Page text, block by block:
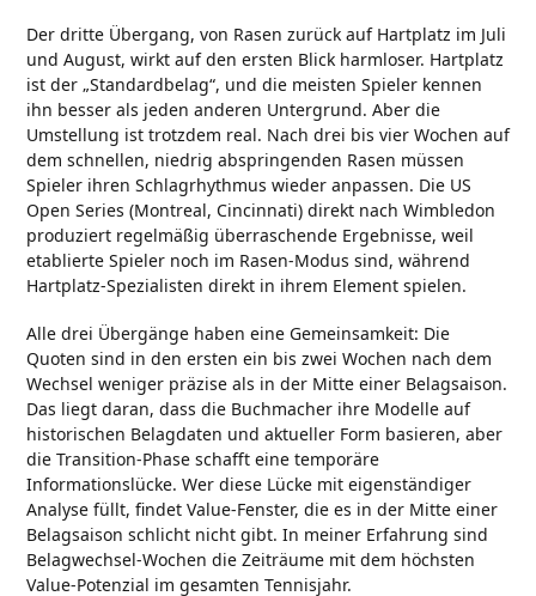
Der dritte Übergang, von Rasen zurück auf Hartplatz im Juli
und August, wirkt auf den ersten Blick harmloser. Hartplatz
ist der „Standardbelag“, und die meisten Spieler kennen
ihn besser als jeden anderen Untergrund. Aber die
Umstellung ist trotzdem real. Nach drei bis vier Wochen auf
dem schnellen, niedrig abspringenden Rasen müssen
Spieler ihren Schlagrhythmus wieder anpassen. Die US
Open Series (Montreal, Cincinnati) direkt nach Wimbledon
produziert regelmäßig überraschende Ergebnisse, weil
etablierte Spieler noch im Rasen-Modus sind, während
Hartplatz-Spezialisten direkt in ihrem Element spielen.
Alle drei Übergänge haben eine Gemeinsamkeit: Die
Quoten sind in den ersten ein bis zwei Wochen nach dem
Wechsel weniger präzise als in der Mitte einer Belagsaison.
Das liegt daran, dass die Buchmacher ihre Modelle auf
historischen Belagdaten und aktueller Form basieren, aber
die Transition-Phase schafft eine temporäre
Informationslücke. Wer diese Lücke mit eigenständiger
Analyse füllt, findet Value-Fenster, die es in der Mitte einer
Belagsaison schlicht nicht gibt. In meiner Erfahrung sind
Belagwechsel-Wochen die Zeiträume mit dem höchsten
Value-Potenzial im gesamten Tennisjahr.